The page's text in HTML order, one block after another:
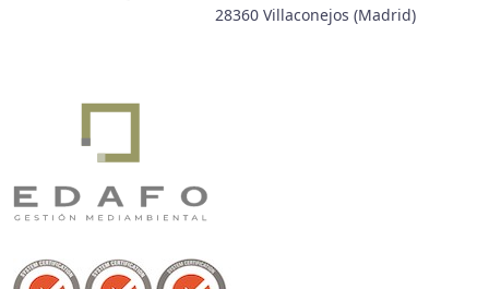
28360 Villaconejos (Madrid)